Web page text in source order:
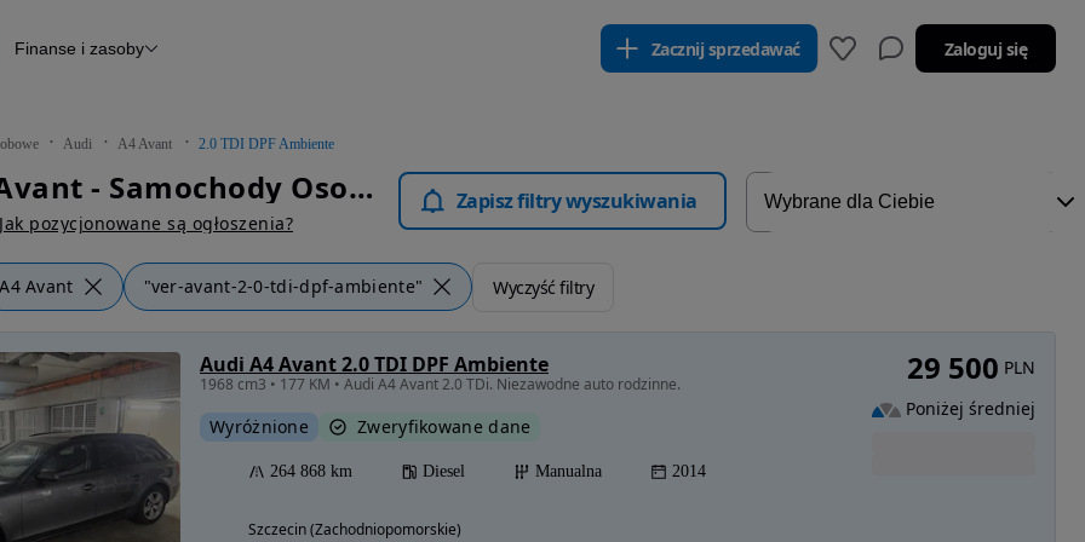
Raport z inspekcji
Otomoto News
Finanse i zasoby Zacznij sprzedawać Zaloguj się
Audi A4 Avant 2.0 TDI DPF Ambiente
Audi A4 Avant - Samochody Osobowe
Jak pozycjonowane są ogłoszenia?
Zapisz filtry wyszukiwania
A4 Avant "ver-avant-2-0-tdi-dpf-ambiente" Wyczyść filtry
Audi A4 Avant 2.0 TDI DPF Ambiente
1968 cm3 • 177 KM • Audi A4 Avant 2.0 TDi. Niezawodne auto rodzinne.
Wyróżnione Zweryfikowane dane
264 868 km Diesel Manualna 2014
Szczecin (Zachodniopomorskie)
29 500 PLN
Poniżej średniej